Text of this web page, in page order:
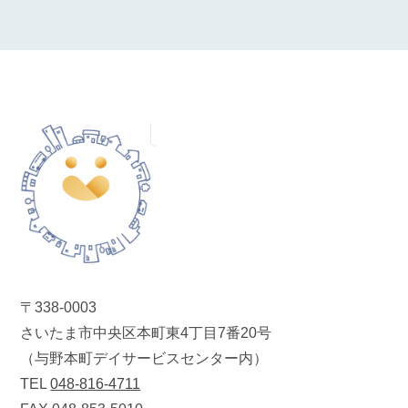
〒338-0003
さいたま市中央区本町東4丁目7番20号
（与野本町デイサービスセンター内）
TEL048-816-4711